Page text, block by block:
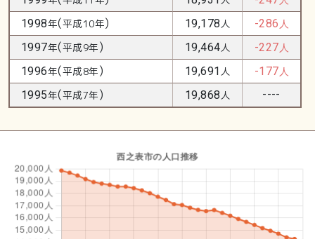
1998年(平成10年) 19,178人 -286 人
1997年(平成9年) 19,464人 -227人
1996年(平成8年) 19,691 人 -177人
1995年(平成7年) 19,868人 ----